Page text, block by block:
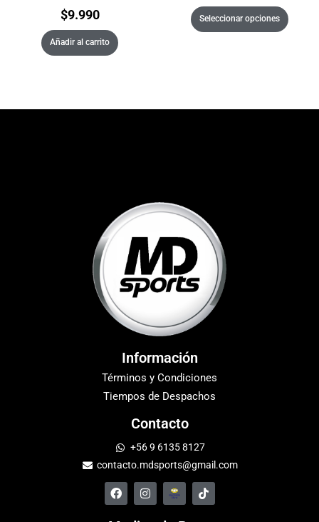
$9.990
Añadir al carrito
Seleccionar opciones
Información
Términos y Condiciones
Tiempos de Despachos
Contacto
+56 9 6135 8127
contacto.mdsports@gmail.com